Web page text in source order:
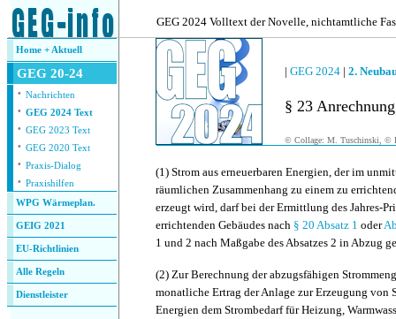
GEG 2024 Volltext der Novelle, nichtamtliche
Home + Aktuell
GEG 20-24
· Nachrichten
· GEG 2024 Text
· GEG 2023 Text
· GEG 2020 Text
· Praxis-Dialog
· Praxishilfen
WPG Wärmeplan.
GEIG 2021
EU-Richtlinien
Alle Regeln
Dienstleister
| GEG 2024 | 2.
§ 23
© Collage: M. Tuschinski, ©
(1) Strom aus erneuerbaren Energien, der im
räumlichen Zusammenhang zu einem zu
erzeugt wird, darf bei der Ermittlung des Jahres-
errichtenden Gebäudes nach § 20 Absatz 1 oder
1 und 2 nach Maßgabe des Absatzes 2 in Abzug
(2) Zur Berechnung der abzugsfähigen
monatliche Ertrag der Anlage zur Erzeugung von
Energien dem Strombedarf für Heizung,